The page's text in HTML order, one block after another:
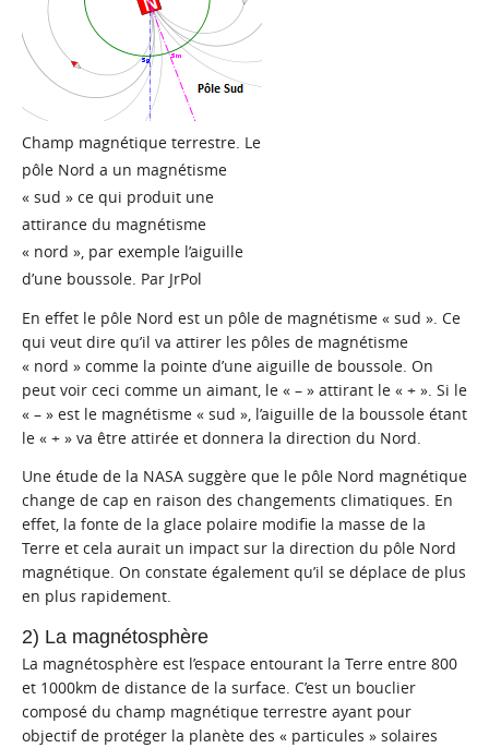
Champ magnétique terrestre. Le
pôle Nord a un magnétisme
« sud » ce qui produit une
attirance du magnétisme
« nord », par exemple l’aiguille
d’une boussole. Par JrPol
En effet le pôle Nord est un pôle de magnétisme « sud ». Ce
qui veut dire qu’il va attirer les pôles de magnétisme
« nord » comme la pointe d’une aiguille de boussole. On
peut voir ceci comme un aimant, le « – » attirant le « + ». Si le
« – » est le magnétisme « sud », l’aiguille de la boussole étant
le « + » va être attirée et donnera la direction du Nord.
Une étude de la NASA suggère que le pôle Nord magnétique
change de cap en raison des changements climatiques. En
effet, la fonte de la glace polaire modifie la masse de la
Terre et cela aurait un impact sur la direction du pôle Nord
magnétique. On constate également qu’il se déplace de plus
en plus rapidement.
2) La magnétosphère
La magnétosphère est l’espace entourant la Terre entre 800
et 1000km de distance de la surface. C’est un bouclier
composé du champ magnétique terrestre ayant pour
objectif de protéger la planète des « particules » solaires